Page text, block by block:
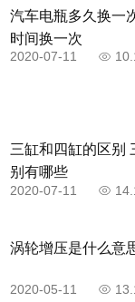
汽车电瓶多久换一
时间换一次
2020-07-11
三缸和四缸的区别
别有哪些
2020-07-11
涡轮增压是什么意
2020-05-11